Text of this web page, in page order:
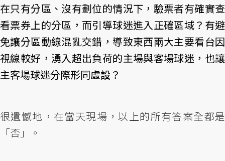
在只有分區、沒有劃位的情況下，驗票者有確實查
看票券上的分區，而引導球迷進入正確區域？有避
免讓分區動線混亂交錯，導致東西兩大主要看台因
視線較好，湧入超出負荷的主場與客場球迷，也讓
主客場球迷分際形同虛設？
很遺憾地，在當天現場，以上的所有答案全都是
「否」。